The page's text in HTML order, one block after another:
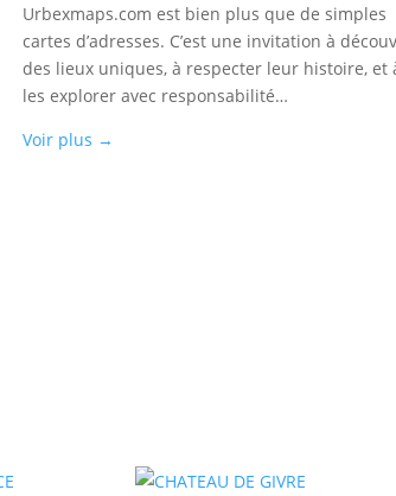
Urbexmaps.com est bien plus que de simples
cartes d’adresses. C’est une invitation à
des lieux uniques, à respecter leur histoire, et
les explorer avec responsabilité…
Voir plus →